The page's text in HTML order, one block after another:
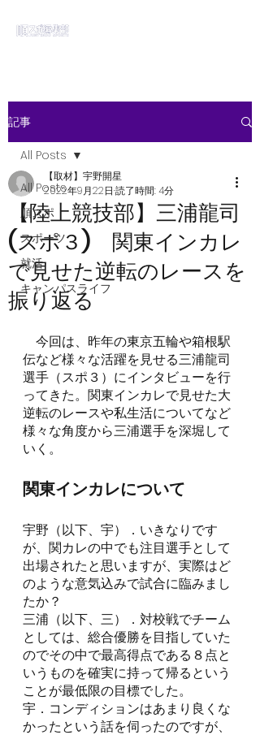
記事
All Posts
順スポ
スポーツ
就活
キャンパスライフ
All Posts
【陸上競技部】三浦龍司
(スポ３) 関東インカレ
で見せた逆転のレースを
振り返る
【取材】宇野開星
2022年9月22日 読了時間: 4分
今回は、昨年の東京五輪や箱根駅
伝など様々な活躍を見せる三浦龍司
選手（スポ３）にインタビューを行
ってきた。関東インカレで見せた大
逆転のレースや私生活についてなど
様々な角度から三浦選手を深堀して
いく。
関東インカレについて
宇野（以下、宇）．いきなりです
が、関カレの中でも注目選手として
出場されたと思いますが、実際はど
のような意気込みで試合に臨みまし
たか？
三浦（以下、三）．対校戦でチーム
としては、総合優勝を目指していた
のでその中で最高得点である８点と
いうものを確実に持って帰るという
ことが最低限の目標でした。
宇．コンディションはあまり良くな
かったという話を伺ったのですが、